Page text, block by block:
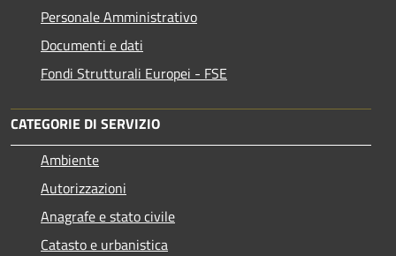
Personale Amministrativo
Documenti e dati
Fondi Strutturali Europei - FSE
CATEGORIE DI SERVIZIO
Ambiente
Autorizzazioni
Anagrafe e stato civile
Catasto e urbanistica